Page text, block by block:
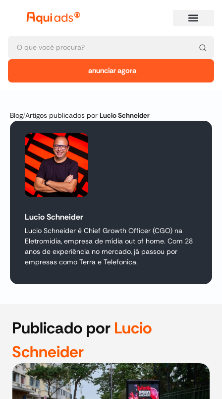
anunciar agora
Blog/Artigos publicados por Lucio Schneider
Lucio Schneider
Lucio Schneider é Chief Growth Officer (CGO) na
Eletromidia, empresa de mídia out of home. Com 28
anos de experiência no mercado, já passou por
empresas como Terra e Telefonica.
Publicado por Lucio
Schneider